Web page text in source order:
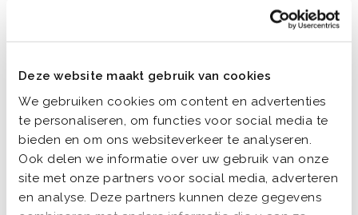
Deze website maakt gebruik van cookies
We gebruiken cookies om content en advertenties
te personaliseren, om functies voor social media te
bieden en om ons websiteverkeer te analyseren.
Ook delen we informatie over uw gebruik van onze
site met onze partners voor social media, adverteren
en analyse. Deze partners kunnen deze gegevens
zeggen (wist je dat je geen nee mag zeggen, ook niet
voor de grap?!), jullie handtekeningen zetten en 2
getuigen meenemen die hun handtekening zetten. Meer
niet! Al het andere is helemaal aan jullie.
Maar ik zie het veel. Bruidsparen die beginnen met een
heel eigen, te gek idee van hoe DE dag er uit ziet maar in